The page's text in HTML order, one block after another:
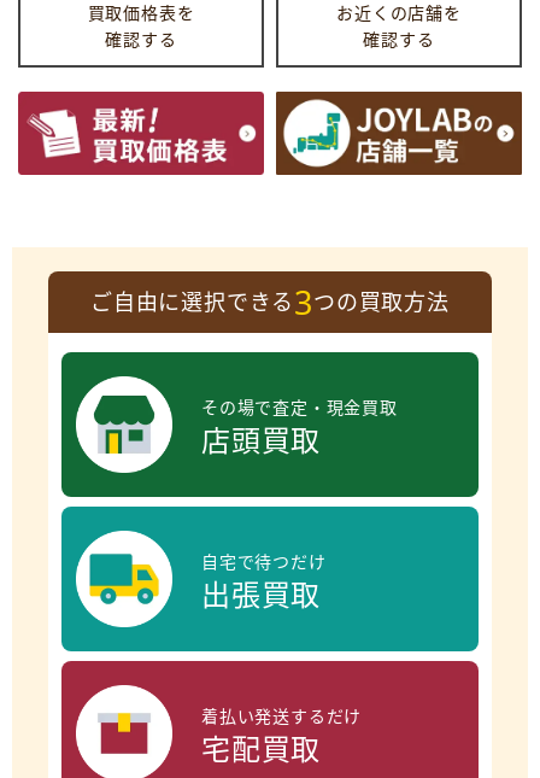
買取価格表を
確認する
お近くの店舗を
確認する
ご自由に選択できる3つの買取方法
その場で査定・現金買取
店頭買取
自宅で待つだけ
出張買取
着払い発送するだけ
宅配買取